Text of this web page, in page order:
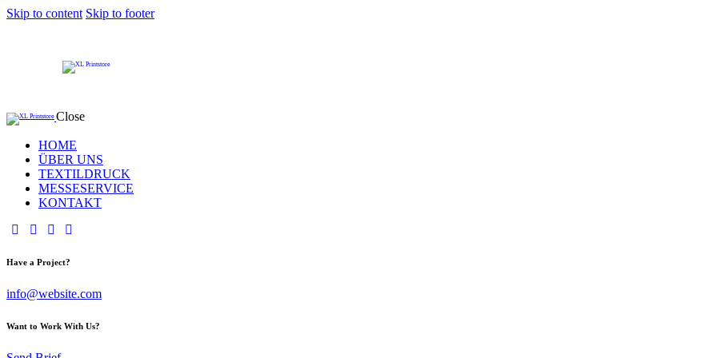
Skip to content Skip to footer
Close
HOME
ÜBER UNS
TEXTILDRUCK
MESSESERVICE
KONTAKT
Have a Project?
info@website.com
Want to Work With Us?